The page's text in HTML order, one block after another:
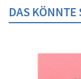
DAS KÖNNTE